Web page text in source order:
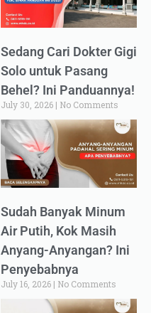
Sedang Cari Dokter Gigi
Solo untuk Pasang
Behel? Ini Panduannya!
July 30, 2026 No Comments
Sudah Banyak Minum
Air Putih, Kok Masih
Anyang-Anyangan? Ini
Penyebabnya
July 16, 2026 No Comments